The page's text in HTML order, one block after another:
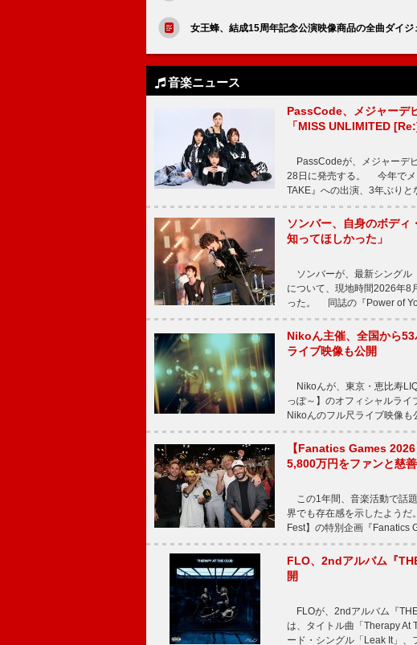
女王蜂、結成15周年記念公演映像商品の全曲ダイジ
音楽ニュース
PassCode、メジャーデ
「MISS UNLIMITED
PassCodeが、メジャーデ
28日に発売する。 今年でメ
TAKE』への出演、3年ぶり
ソンバー、自身のボディ
知ってほしかった」
ソンバーが、最新シングル
について、現地時間2026年8
った。 同誌の『Power of
Nikoん主催、全国から
ライブ映像も公開
Nikoんが、東京・恵比寿
っぽ～】のオフィシャルラ
Nikoんのフル尺ライブ映像
【Fanatics Games
5,800万円をファンと慈
この1年間、音楽活動で話
界でも存在感を示したよう
Fest】の特別企画『Fanatics
FLO、2ndアルバム『
開
FLOが、2ndアルバム『
は、タイトル曲「Therapy At
ード・シングル「Leak It」、